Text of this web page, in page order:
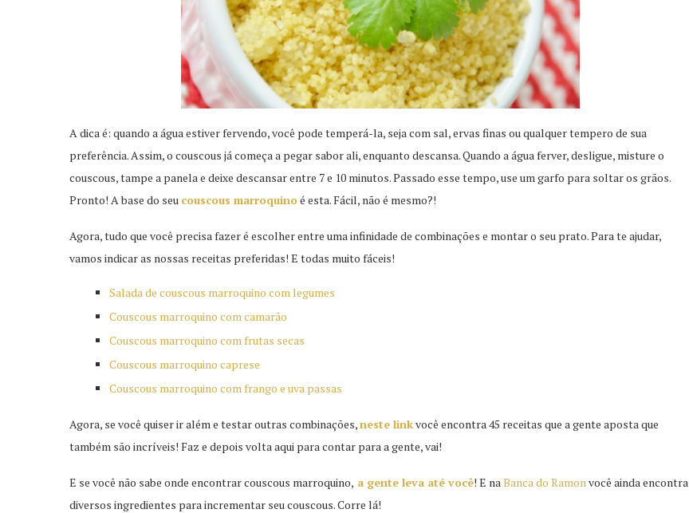
A dica é: quando a água estiver fervendo, você pode temperá-la, seja com sal, ervas finas ou qualquer tempero de sua
preferência. Assim, o couscous já começa a pegar sabor ali, enquanto descansa. Quando a água ferver, desligue, misture o
couscous, tampe a panela e deixe descansar entre 7 e 10 minutos. Passado esse tempo, use um garfo para soltar os grãos.
Pronto! A base do seu couscous marroquinoé esta. Fácil, não é mesmo?!
Agora, tudo que você precisa fazer é escolher entre uma infinidade de combinações e montar o seu prato. Para te ajudar,
vamos indicar as nossas receitas preferidas! E todas muito fáceis!
Salada de couscous marroquino com legumes
Couscous marroquino com camarão
Couscous marroquino com frutas secas
Couscous marroquino caprese
Couscous marroquino com frango e uva passas
Agora, se você quiser ir além e testar outras combinações,neste linkvocê encontra 45 receitas que a gente aposta que
também são incríveis! Faz e depois volta aqui para contar para a gente, vai!
E se você não sabe onde encontrar couscous marroquino, a gente leva até você! E naBanca do Ramonvocê ainda encontra
diversos ingredientes para incrementar seu couscous. Corre lá!